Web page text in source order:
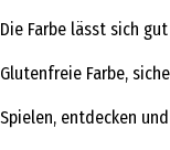
Die Farbe lässt sich
Glutenfreie Farbe,
Spielen, entdecken